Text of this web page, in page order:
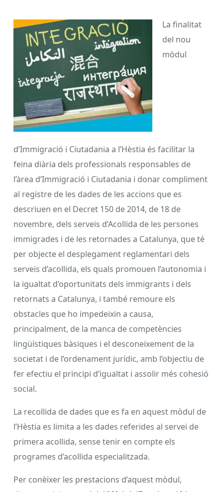
La finalitat
del nou
mòdul
d’Immigració i Ciutadania a l’Hèstia és facilitar la
feina diària dels professionals responsables de
l’àrea d’Immigració i Ciutadania i donar compliment
al registre de les dades de les accions que es
descriuen en el Decret 150 de 2014, de 18 de
novembre, dels serveis d’Acollida de les persones
immigrades i de les retornades a Catalunya, que té
per objecte el desplegament reglamentari dels
serveis d’acollida, els quals promouen l’autonomia i
la igualtat d’oportunitats dels immigrants i dels
retornats a Catalunya, i també remoure els
obstacles que ho impedeixin a causa,
principalment, de la manca de competències
lingüístiques bàsiques i el desconeixement de la
societat i de l’ordenament jurídic, amb l’objectiu de
fer efectiu el principi d’igualtat i assolir més cohesió
social.
La recollida de dades que es fa en aquest mòdul de
l’Hèstia es limita a les dades referides al servei de
primera acollida, sense tenir en compte els
programes d’acollida especialitzada.
Per conèixer les prestacions d’aquest mòdul,